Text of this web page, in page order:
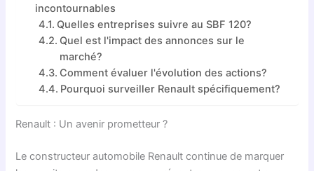
incontournables
Quelles entreprises suivre au SBF 120?
Quel est l'impact des annonces sur le
marché?
Comment évaluer l'évolution des actions?
Pourquoi surveiller Renault spécifiquement?
Renault : Un avenir prometteur ?
Le constructeur automobile Renault continue de marquer